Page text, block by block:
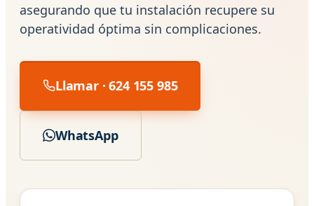
asegurando que tu instalación recupere su
operatividad óptima sin complicaciones.
Llamar · 624 155 985
WhatsApp